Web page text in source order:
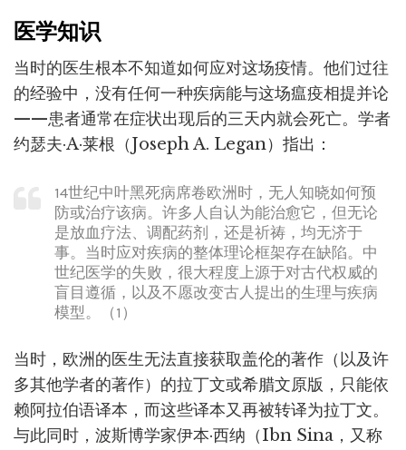
医学知识
当时的医生根本不知道如何应对这场疫情。他们过往
的经验中，没有任何一种疾病能与这场瘟疫相提并论
——患者通常在症状出现后的三天内就会死亡。学者
约瑟夫·A·莱根（Joseph A. Legan）指出：
14世纪中叶黑死病席卷欧洲时，无人知晓如何预
防或治疗该病。许多人自认为能治愈它，但无论
是放血疗法、调配药剂，还是祈祷，均无济于
事。当时应对疾病的整体理论框架存在缺陷。中
世纪医学的失败，很大程度上源于对古代权威的
盲目遵循，以及不愿改变古人提出的生理与疾病
模型。（1）
当时，欧洲的医生无法直接获取盖伦的著作（以及许
多其他学者的著作）的拉丁文或希腊文原版，只能依
赖阿拉伯语译本，而这些译本又再被转译为拉丁文。
与此同时，波斯博学家伊本·西纳（Ibn Sina，又称